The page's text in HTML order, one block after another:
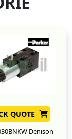
QUOTE
Denison